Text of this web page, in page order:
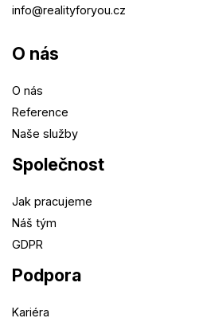
info@realityforyou.cz
O nás
O nás
Reference
Naše služby
Společnost
Jak pracujeme
Náš tým
GDPR
Podpora
Kariéra